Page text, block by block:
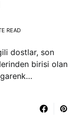
READ
dostlar, son
birisi olan